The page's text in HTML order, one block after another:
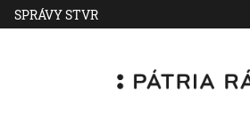
SPRÁVY STVR